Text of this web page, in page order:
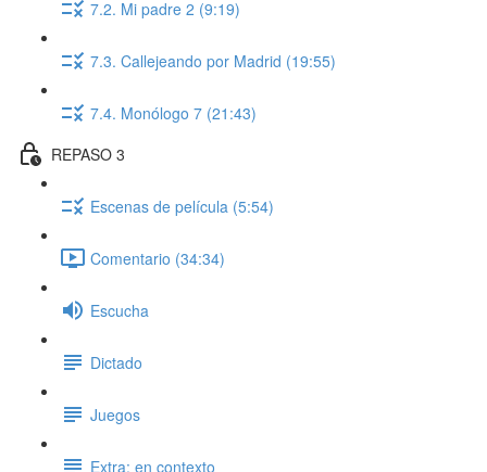
7.2. Mi padre 2 (9:19)
7.3. Callejeando por Madrid (19:55)
7.4. Monólogo 7 (21:43)
REPASO 3
Escenas de película (5:54)
Comentario (34:34)
Escucha
Dictado
Juegos
Extra: en contexto